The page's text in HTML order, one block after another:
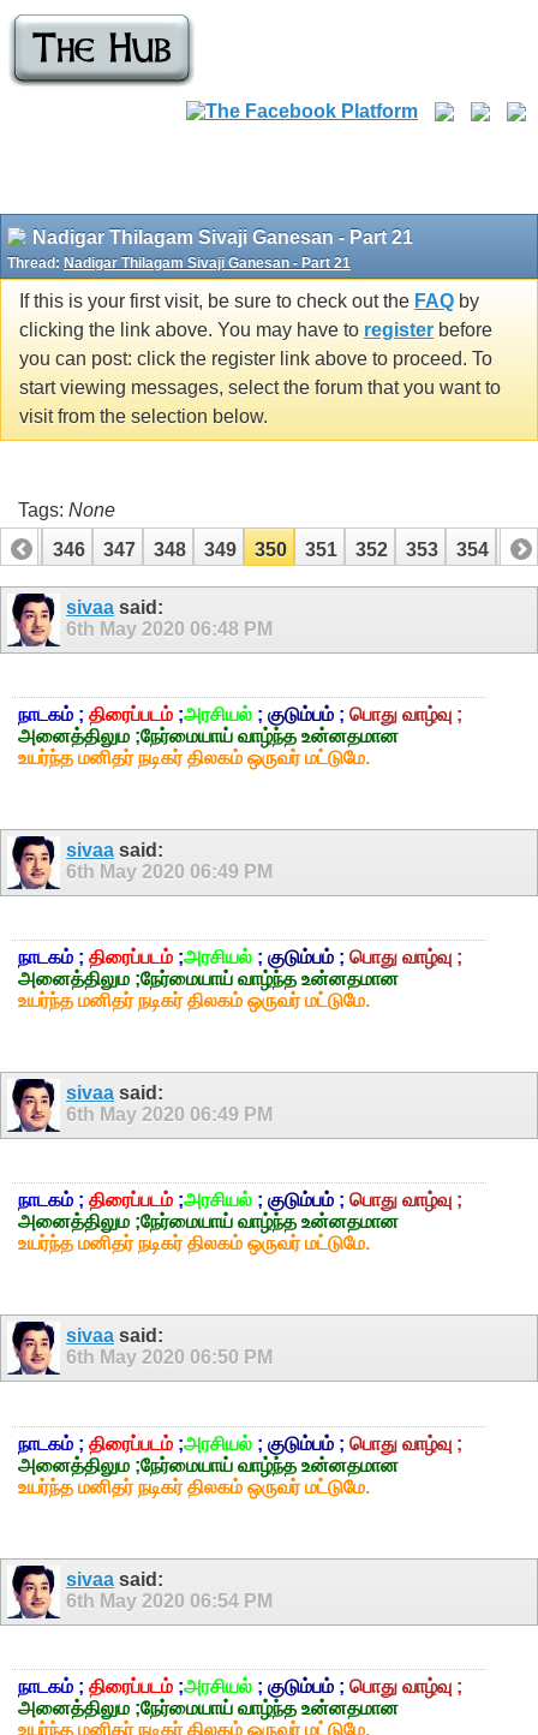
Nadigar Thilagam Sivaji Ganesan - Part 21
Thread: Nadigar Thilagam Sivaji Ganesan - Part 21
If this is your first visit, be sure to check out the FAQ by
clicking the link above. You may have to register before
you can post: click the register link above to proceed. To
start viewing messages, select the forum that you want to
visit from the selection below.
Tags: None
345
346 347 348 349 350 351 352 353 354 355
365 366sivaa said:
6th May 2020 06:48 PM
நாடகம் ; திரைப்படம் ;அரசியல் ; குடும்பம் ; பொது வாழ்வு ;
அனைத்திலும ;நேர்மையாய் வாழ்ந்த உன்னதமான
உயர்ந்த மனிதர் நடிகர் திலகம் ஒருவர் மட்டுமே.
sivaa said:
6th May 2020 06:49 PM
நாடகம் ; திரைப்படம் ;அரசியல் ; குடும்பம் ; பொது வாழ்வு ;
அனைத்திலும ;நேர்மையாய் வாழ்ந்த உன்னதமான
உயர்ந்த மனிதர் நடிகர் திலகம் ஒருவர் மட்டுமே.
sivaa said:
6th May 2020 06:49 PM
நாடகம் ; திரைப்படம் ;அரசியல் ; குடும்பம் ; பொது வாழ்வு ;
அனைத்திலும ;நேர்மையாய் வாழ்ந்த உன்னதமான
உயர்ந்த மனிதர் நடிகர் திலகம் ஒருவர் மட்டுமே.
sivaa said:
6th May 2020 06:50 PM
நாடகம் ; திரைப்படம் ;அரசியல் ; குடும்பம் ; பொது வாழ்வு ;
அனைத்திலும ;நேர்மையாய் வாழ்ந்த உன்னதமான
உயர்ந்த மனிதர் நடிகர் திலகம் ஒருவர் மட்டுமே.
sivaa said:
6th May 2020 06:54 PM
நாடகம் ; திரைப்படம் ;அரசியல் ; குடும்பம் ; பொது வாழ்வு ;
அனைத்திலும ;நேர்மையாய் வாழ்ந்த உன்னதமான
உயர்ந்த மனிதர் நடிகர் திலகம் ஒருவர் மட்டுமே.